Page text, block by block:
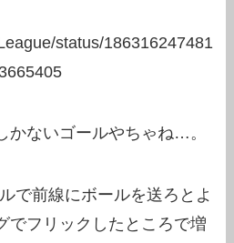
status/186316247481
3665405
かないゴールやちゃね…。
で前線にボールを送ろとよ
でフリックしたところで増